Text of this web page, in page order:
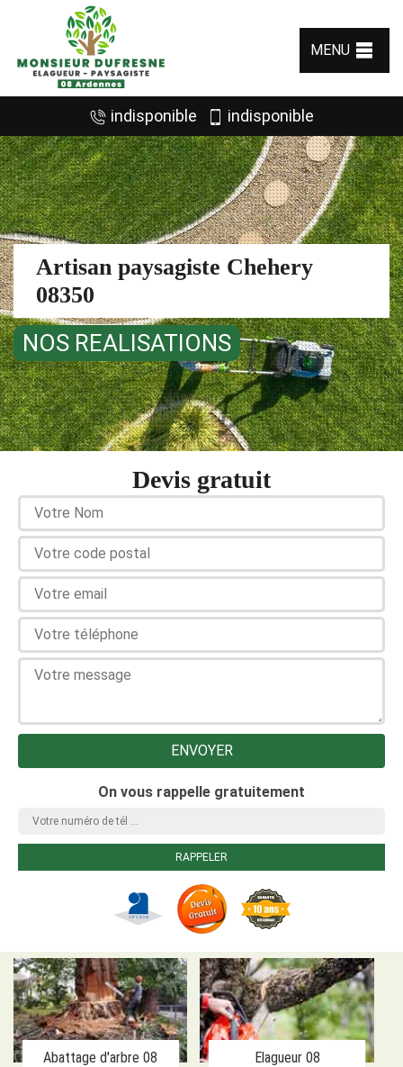
MENU
indisponible indisponible
Artisan paysagiste Chehery
08350
NOS REALISATIONS
Devis gratuit
On vous rappelle gratuitement
Abattage d'arbre 08 Elagueur 08